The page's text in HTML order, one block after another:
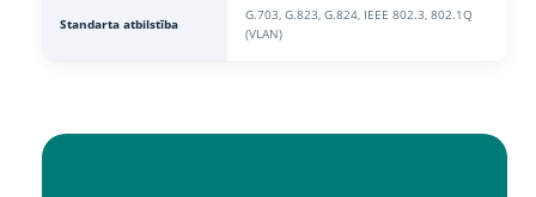
Standarta atbilstība
G.703, G.823, G.824, IEEE 802.3, 802.1Q
(VLAN)